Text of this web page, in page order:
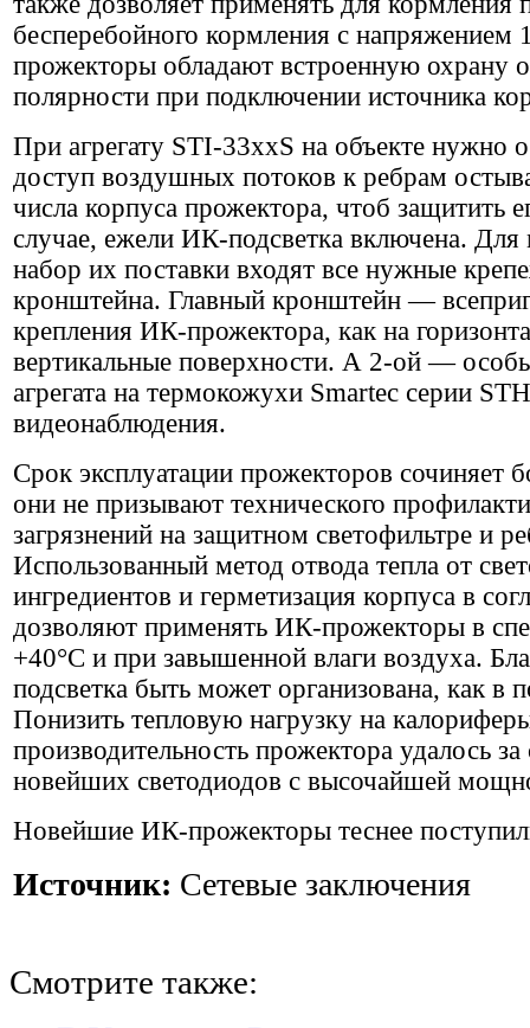
бесперебойного кормления с
прожекторы обладают встроенную охрану
полярности при подключении источника
При агрегату STI-33xxS на объекте нужно
доступ воздушных потоков к ребрам
числа корпуса прожектора, чтоб защитить
случае, ежели ИК-подсветка включена.
набор их поставки входят все нужные
кронштейна. Главный кронштейн —
крепления ИК-прожектора, как на
вертикальные поверхности. А 2-ой —
агрегата на термокожухи Smartec серии
видеонаблюдения.
Срок эксплуатации прожекторов сочиняет
они не призывают технического
загрязнений на защитном светофильтре и
Использованный метод отвода тепла от
ингредиентов и герметизация корпуса в
дозволяют применять ИК-прожекторы в
+40°С и при завышенной влаги воздуха.
подсветка быть может организована, как в
Понизить тепловую нагрузку на
производительность прожектора удалось за
новейших светодиодов с высочайшей
Новейшие ИК-прожекторы теснее
Источник: Сетевые заключения
Смотрите также: